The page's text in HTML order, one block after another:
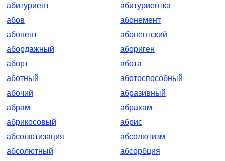
абитуриент
абитуриентка
абов
абонемент
абонент
абонентский
абордажный
абориген
аборт
абота
аботный
аботоспособный
абочий
абразивный
абрам
абрахам
абрикосовый
абрис
абсолютизация
абсолютизм
абсолютный
абсорбция